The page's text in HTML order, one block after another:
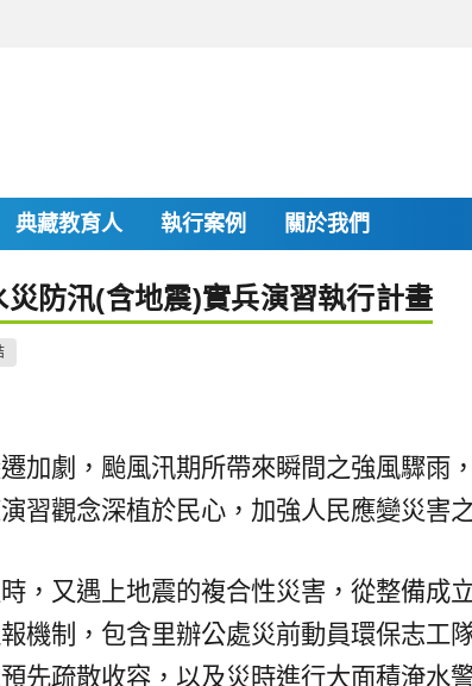
典藏教育人 執行案例 關於我們
防汛(含地震)實兵演習執行計畫
加劇，颱風汛期所帶來瞬間之強風驟
習觀念深植於民心，加強人民應變災害
，又遇上地震的複合性災害，從整備成
機制，包含里辦公處災前動員環保志
先疏散收容，以及災時進行大面積淹水